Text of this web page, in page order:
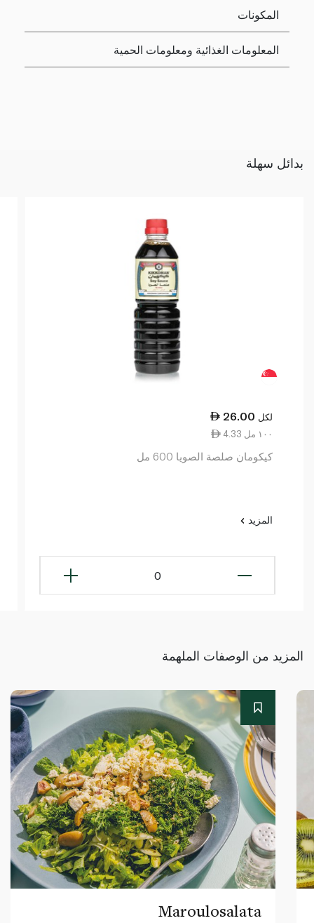
المكونات
المعلومات الغذائية ومعلومات الحمية
بدائل سهلة
26.00 لكل
4.33 ١٠٠ مل
كيكومان صلصة الصويا 600 مل
المزيد
0
المزيد من الوصفات الملهمة
Maroulosalata